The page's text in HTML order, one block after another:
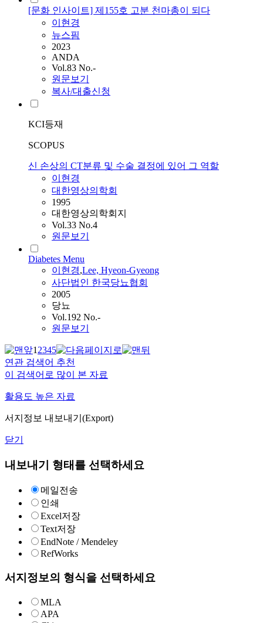
[문화 인사이트] 제155호 고분 천마총이 되다
이현경
뉴스핌
2023
ANDA
Vol.83 No.-
원문보기
복사/대출신청
KCI등재
SCOPUS
신 손상의 CT분류 및 수술 결정에 있어 그 역할
이현경
대한영상의학회
1995
대한영상의학회지
Vol.33 No.4
원문보기
Diabetes Menu
이현경,Lee, Hyeon-Gyeong
사단법인 한국당뇨협회
2005
당뇨
Vol.192 No.-
원문보기
12345
연관 검색어 추천
이 검색어로 많이 본 자료
활용도 높은 자료
서지정보 내보내기(Export)
닫기
내보내기 형태를 선택하세요
메일전송
인쇄
Excel저장
Text저장
EndNote / Mendeley
RefWorks
서지정보의 형식을 선택하세요
MLA
APA